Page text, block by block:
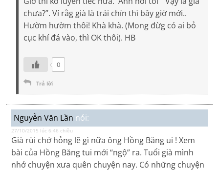
chưa?”. Ví rằg già là trái chín thì bây giờ mới..
Hườm hườm thôi! Khà khà. (Mong đừg có ai bỏ
cục khí đá vào, thì OK thôi). HB
0
Trả lời
Nguyễn Văn Lần nói:
27/10/2015 lúc 6:46 chiều
Già rùi chớ hỏng lẽ gì nữa ông Hồng Băng ui ! Xem
bài của Hồng Băng tui mới “ngộ” ra. Tuổi già mình
nhớ chuyện xưa quên chuyện nay. Có những chuyện